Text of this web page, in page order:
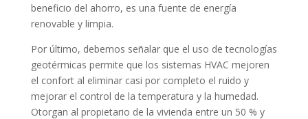
beneficio del ahorro, es una fuente de energía
renovable y limpia.
Por último, debemos señalar que el uso de tecnologías
geotérmicas permite que los sistemas HVAC mejoren
el confort al eliminar casi por completo el ruido y
mejorar el control de la temperatura y la humedad.
Otorgan al propietario de la vivienda entre un 50 % y